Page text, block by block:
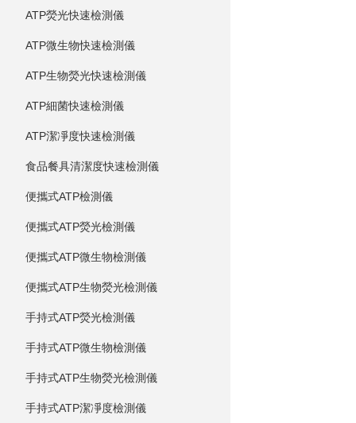
ATP熒光快速檢測儀
ATP微生物快速檢測儀
ATP生物熒光快速檢測儀
ATP細菌快速檢測儀
ATP潔凈度快速檢測儀
食品餐具清潔度快速檢測儀
便攜式ATP檢測儀
便攜式ATP熒光檢測儀
便攜式ATP微生物檢測儀
便攜式ATP生物熒光檢測儀
手持式ATP熒光檢測儀
手持式ATP微生物檢測儀
手持式ATP生物熒光檢測儀
手持式ATP潔凈度檢測儀